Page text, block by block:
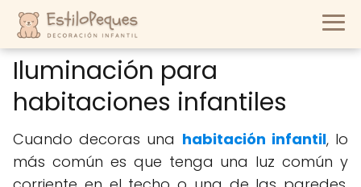
Iluminación para
habitaciones infantiles
Cuando decoras una habitación infantil, lo
más común es que tenga una luz común y